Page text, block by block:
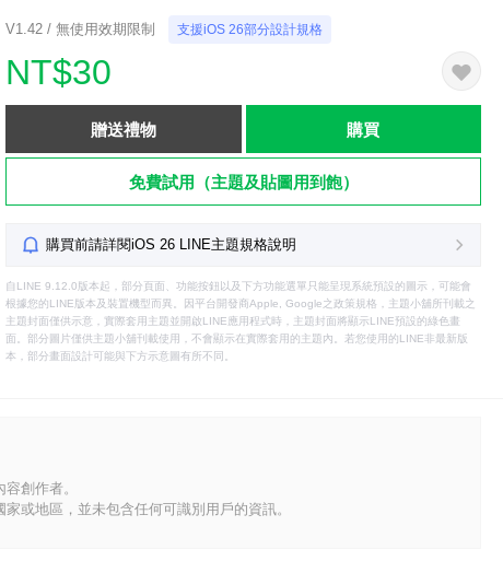
V1.42 / 無使用效期限制 支援iOS 26部分設計規格
NT$30
贈送禮物 購買
免費試用（主題及貼圖用到飽）
購買前請詳閱iOS 26 LINE主題規格說明
自LINE 9.12.0版本起，部分頁面、功能按鈕以及下方功能選單只能呈現系統預設的圖示，可能會
根據您的LINE版本及裝置機型而異。因平台開發商Apple, Google之政策規格，主題小舖所刊載之
主題封面僅供示意，實際套用主題並開啟LINE應用程式時，主題封面將顯示LINE預設的綠色畫
面。部分圖片僅供主題小舖刊載使用，不會顯示在實際套用的主題內。若您使用的LINE非最新版
本，部分畫面設計可能與下方示意圖有所不同。
創作者。
或地區，並未包含任何可識別用戶的資訊。